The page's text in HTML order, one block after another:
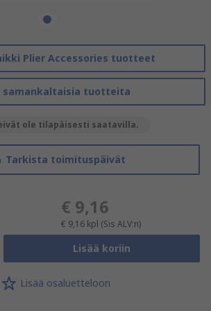
Plier Accessories tuotteet
samankaltaisia tuotteita
ole tilapäisesti saatavilla.
Tarkista toimituspäivät
€ 9,16
€ 9,16 kpl (Sis ALV:n)
Lisää koriin
Lisää osaluetteloon